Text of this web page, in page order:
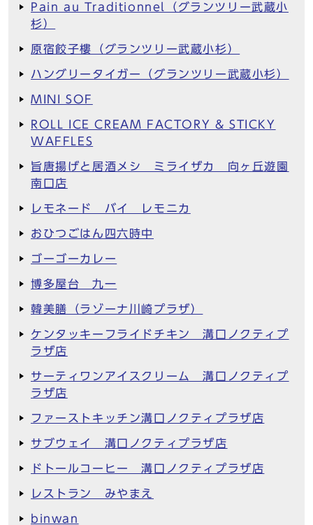
Pain au Traditionnel（グランツリー武蔵小
杉）
原宿餃子樓（グランツリー武蔵小杉）
ハングリータイガー（グランツリー武蔵小杉）
MINI SOF
ROLL ICE CREAM FACTORY & STICKY
WAFFLES
旨唐揚げと居酒メシ ミライザカ 向ヶ丘遊園
南口店
レモネード バイ レモニカ
おひつごはん四六時中
ゴーゴーカレー
博多屋台 九一
韓美膳（ラゾーナ川崎プラザ）
ケンタッキーフライドチキン 溝口ノクティプ
ラザ店
サーティワンアイスクリーム 溝口ノクティプ
ラザ店
ファーストキッチン溝口ノクティプラザ店
サブウェイ 溝口ノクティプラザ店
ドトールコーヒー 溝口ノクティプラザ店
レストラン みやまえ
binwan